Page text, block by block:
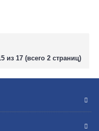
из 17 (всего 2 страниц)